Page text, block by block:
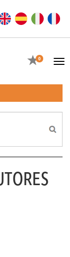
EN ES
Favoritos
0